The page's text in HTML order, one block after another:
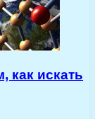
как искать